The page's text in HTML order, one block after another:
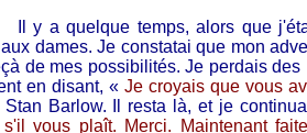
Il y a quelque temps, alors que
dames. Je constatai que mon
de mes possibilités. Je perdais
en disant, «Je croyais que vous
Stan Barlow. Il resta là, et je
s'il vous plaît. Merci. Maintenant